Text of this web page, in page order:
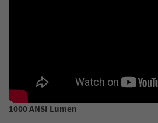
1000 ANSI Lumen